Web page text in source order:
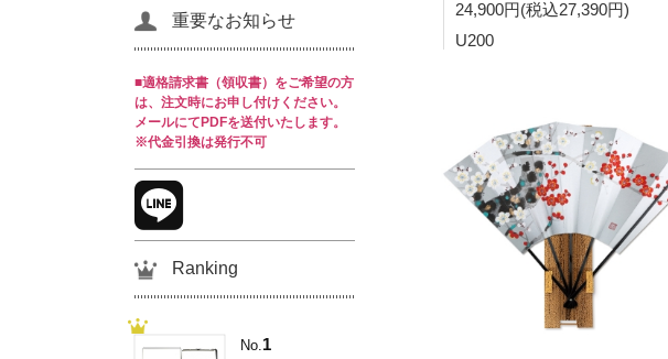
24,900円(税込27,390円)
U200
重要なお知らせ
■適格請求書（領収書）をご希望の方
は、注文時にお申し付けください。
メールにてPDFを送付いたします。
※代金引換は発行不可
Ranking
No. 1